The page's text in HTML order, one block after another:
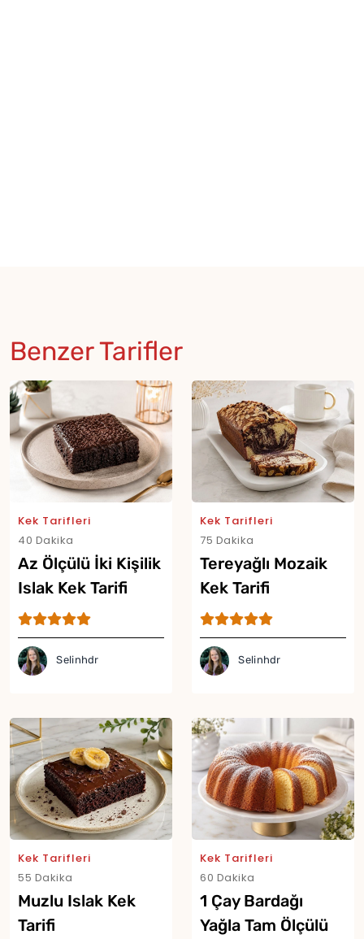
Benzer Tarifler
Kek Tarifleri
40 Dakika
Az Ölçülü İki Kişilik
Islak Kek Tarifi
Selinhdr
Kek Tarifleri
75 Dakika
Tereyağlı Mozaik
Kek Tarifi
Selinhdr
Kek Tarifleri
55 Dakika
Muzlu Islak Kek
Tarifi
Kek Tarifleri
60 Dakika
1 Çay Bardağı
Yağla Tam Ölçülü